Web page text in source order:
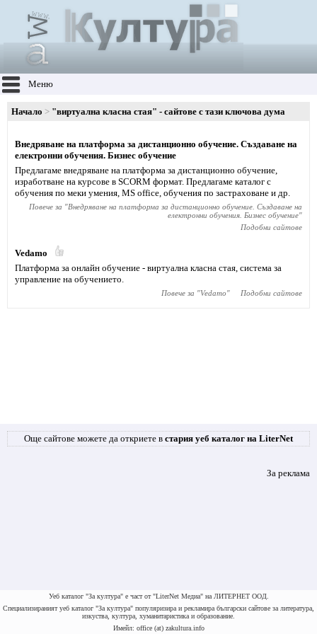
Меню
Начало "виртуална класна стая" - сайтове с тази ключова дума
Внедряване на платформа за дистанционно обучение. Създаване на
електронни обучения. Бизнес обучение
Предлагаме внедряване на платформа за дистанционно обучение,
изработване на курсове в SCORM формат. Предлагаме каталог с
обучения по меки умения, MS office, обучения по застраховане и др.
Повече за "Внедряване на платформа за дистанционно обучение. Създаване на
електронни обучения. Бизнес обучение"
Подобни сайтове
Vedamo
Платформа за онлайн обучение - виртуална класна стая, система за
управление на обучението.
Повече за "Vedamo" Подобни сайтове
Още сайтове можете да откриете в стария уеб каталог на LiterNet
За реклама
Уеб каталог "За култура" е част от "LiterNet Медиа" на ЛИТЕРНЕТ ООД.
Специализираният уеб каталог "За култура" популяризира и рекламира български сайтове за литература,
изкуства, култура, хуманитаристика и образование.
Имейл: office (at) zakultura.info